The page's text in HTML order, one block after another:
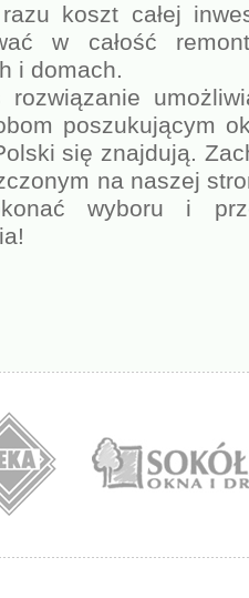
koszt całej
w całość
i domach.
rozwiązanie
poszukującym
się znajdują.
na naszej
wyboru i